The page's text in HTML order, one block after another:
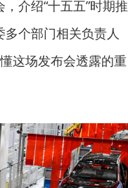
介绍“十五五”时期推
个部门相关负责人
这场发布会透露的重